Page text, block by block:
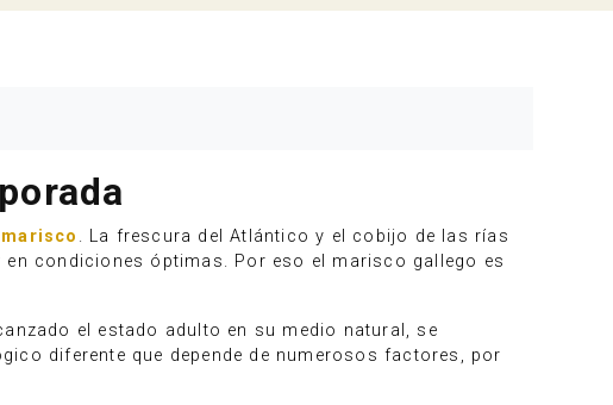
. La frescura del Atlántico y el cobijo de las rías
condiciones óptimas. Por eso el marisco gallego es
el estado adulto en su medio natural, se
diferente que depende de numerosos factores, por